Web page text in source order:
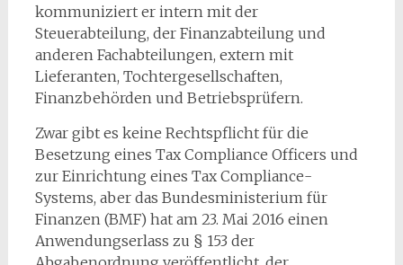
kommuniziert er intern mit der
Steuerabteilung, der Finanzabteilung und
anderen Fachabteilungen, extern mit
Lieferanten, Tochtergesellschaften,
Finanzbehörden und Betriebsprüfern.
Zwar gibt es keine Rechtspflicht für die
Besetzung eines Tax Compliance Officers und
zur Einrichtung eines Tax Compliance-
Systems, aber das Bundesministerium für
Finanzen (BMF) hat am 23. Mai 2016 einen
Anwendungserlass zu § 153 der